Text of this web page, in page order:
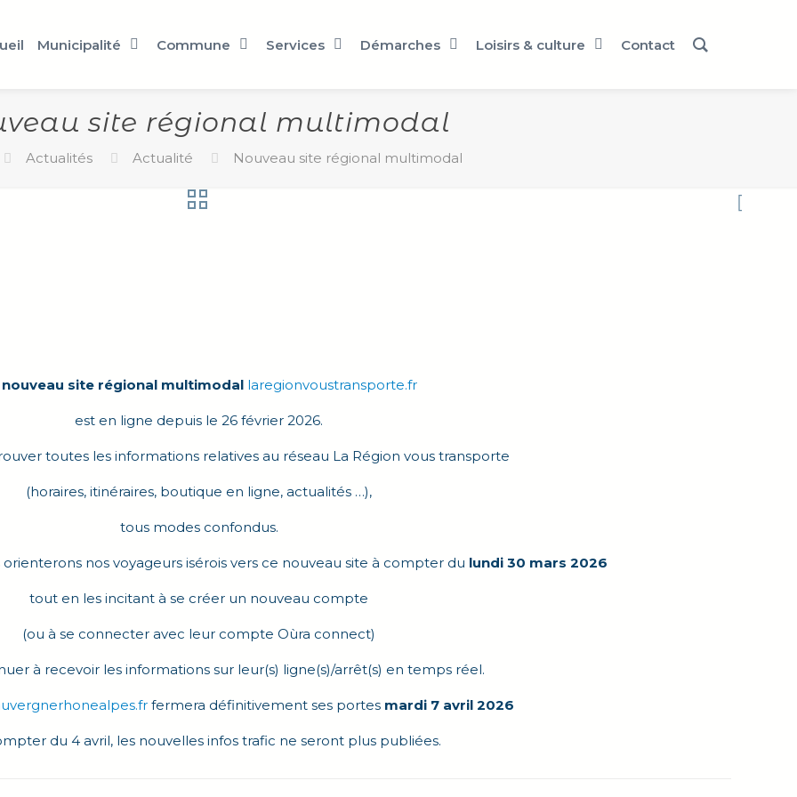
Municipalité Commune Services Démarches Loisirs & culture Contact
site régional multimodal
Actualités Actualité Nouveau site régional multimodal
nouveau site régional multimodal laregionvoustransporte.fr
est en ligne depuis le 26 février 2026.
toutes les informations relatives au réseau La Région vous transporte
(horaires, itinéraires, boutique en ligne, actualités …),
tous modes confondus.
nos voyageurs isérois vers ce nouveau site à compter du lundi 30 mars 2026
tout en les incitant à se créer un nouveau compte
(ou à se connecter avec leur compte Oùra connect)
à recevoir les informations sur leur(s) ligne(s)/arrêt(s) en temps réel.
fermera définitivement ses portes mardi 7 avril 2026
du 4 avril, les nouvelles infos trafic ne seront plus publiées.
de Bressieux
des événements
La municipalité
Les élus (Page en cours
d’actualisation)
Conseil municipal
Action sociale